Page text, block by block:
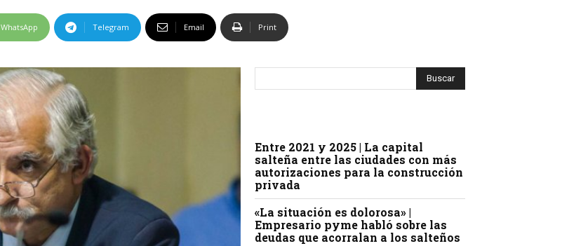
WhatsApp Telegram Email Print
Entre 2021 y 2025 | La capital
salteña entre las ciudades con más
autorizaciones para la construcción
privada
«La situación es dolorosa» |
Empresario pyme habló sobre las
deudas que acorralan a los salteños